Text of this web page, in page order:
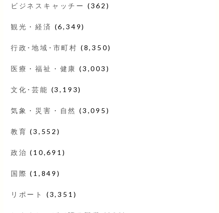
ビジネスキャッチー (362)
観光・経済 (6,349)
行政･地域･市町村 (8,350)
医療・福祉・健康 (3,003)
文化･芸能 (3,193)
気象・災害・自然 (3,095)
教育 (3,552)
政治 (10,691)
国際 (1,849)
リポート (3,351)